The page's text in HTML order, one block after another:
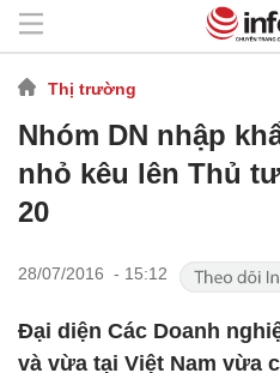
Thị trường
Nhóm DN nhập
nhỏ kêu lên Thủ
20
28/07/2016 - 15:12
Đại diện Các Doanh
và vừa tại Việt Nam vừa